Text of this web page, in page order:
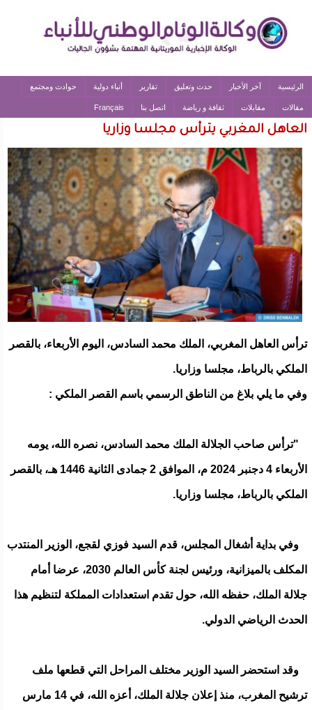
الرئيسية آخر الأخبار حدث وتعليق تقارير أنباء دولية حوادث ومجتمع
مقالات مقابلات ثقافة و رياضة اتصل بنا Français
العاهل المغربي يترأس مجلسا وزاريا
ترأس العاهل المغربي، الملك محمد السادس، اليوم الأربعاء، بالقصر
الملكي بالرباط، مجلسا وزاريا.
وفي ما يلي بلاغ من الناطق الرسمي باسم القصر الملكي :
"ترأس صاحب الجلالة الملك محمد السادس، نصره الله، يومه
الأربعاء 4 دجنبر 2024 م، الموافق 2 جمادى الثانية 1446 هـ، بالقصر
الملكي بالرباط، مجلسا وزاريا.
وفي بداية أشغال المجلس، قدم السيد فوزي لقجع، الوزير المنتدب
المكلف بالميزانية، ورئيس لجنة كأس العالم 2030، عرضا أمام
جلالة الملك، حفظه الله، حول تقدم استعدادات المملكة لتنظيم هذا
الحدث الرياضي الدولي.
وقد استحضر السيد الوزير مختلف المراحل التي قطعها ملف
ترشيح المغرب، منذ إعلان جلالة الملك، أعزه الله، في 14 مارس